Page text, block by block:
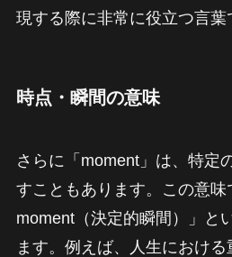
現する際に非常に役立つ言葉
時点・瞬間の意味
さらに「moment」は、特定
すこともあります。この意
moment（決定的瞬間）」と
ます。例えば、人生におけ